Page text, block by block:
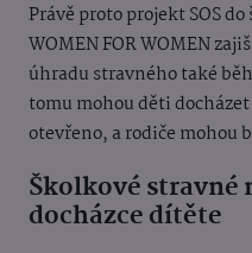
Právě proto projekt SOS
WOMEN FOR WOMEN
úhradu stravného také
tomu mohou děti
otevřeno, a rodiče mohou
Školkové stravné
docházce dítěte